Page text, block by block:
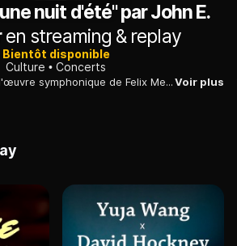
nuit d'été" par John E.
en streaming & replay
Bientôt disponible
Culture
Concerts
A Salzbourg, le chef-d'œuvre symphonique de Felix Mendelssohn resplendit sous la baguette de John Eliot Gardiner.Voir plus